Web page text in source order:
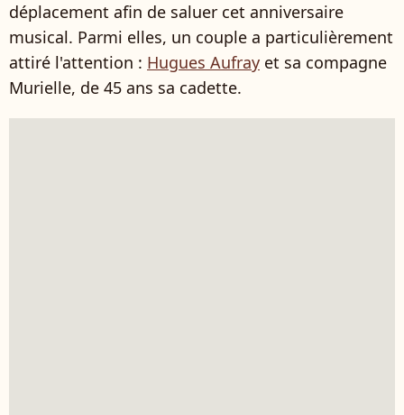
déplacement afin de saluer cet anniversaire
musical. Parmi elles, un couple a particulièrement
attiré l'attention : Hugues Aufray et sa compagne
Murielle, de 45 ans sa cadette.